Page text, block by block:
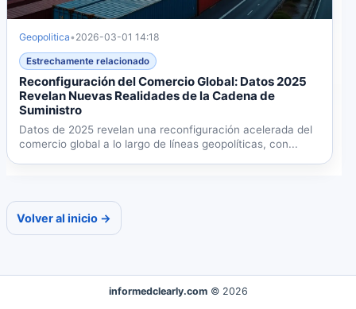
Geopolitica• 2026-03-01 14:18
Estrechamente relacionado
Reconfiguración del Comercio Global: Datos 2025
Revelan Nuevas Realidades de la Cadena de
Suministro
Datos de 2025 revelan una reconfiguración acelerada del
comercio global a lo largo de líneas geopolíticas, con...
Volver al inicio →
informedclearly.com © 2026